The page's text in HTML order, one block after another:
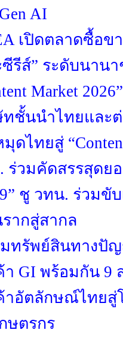
AI
เปิดตลาดซื้อข
รีส์” ระดับนานา
Market
ชั้นนำไทยและต่
ดไทยสู่
ร่วมคัดสรรสุด
ชู วทน. ร่วมขั
ากสู่สากล
ทรัพย์สินทางปัญ
GI พร้อมกัน 9
อัตลักษณ์ไทยสู่โ
ษตรกร